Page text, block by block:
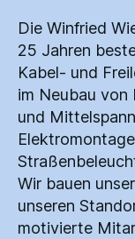
Die Winfried
25 Jahren
Kabel- und
im Neubau
und
Wir bauen
unseren
motivierte